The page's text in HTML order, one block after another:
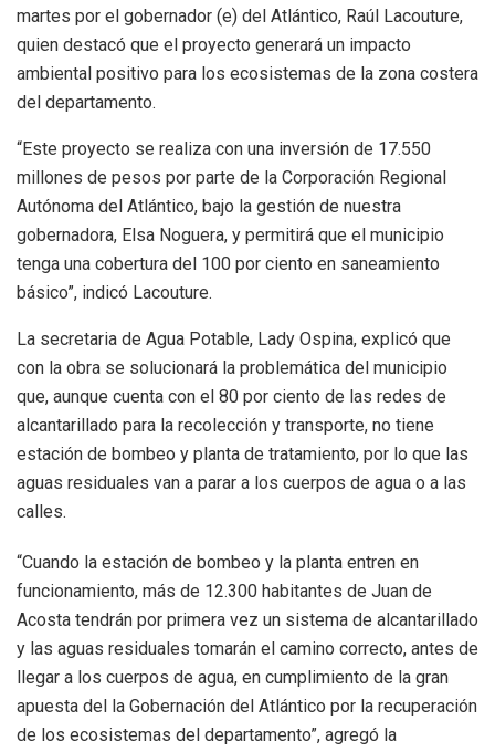
martes por el gobernador (e) del Atlántico, Raúl Lacouture,
quien destacó que el proyecto generará un impacto
ambiental positivo para los ecosistemas de la zona costera
del departamento.
“Este proyecto se realiza con una inversión de 17.550
millones de pesos por parte de la Corporación Regional
Autónoma del Atlántico, bajo la gestión de nuestra
gobernadora, Elsa Noguera, y permitirá que el municipio
tenga una cobertura del 100 por ciento en saneamiento
básico”, indicó Lacouture.
La secretaria de Agua Potable, Lady Ospina, explicó que
con la obra se solucionará la problemática del municipio
que, aunque cuenta con el 80 por ciento de las redes de
alcantarillado para la recolección y transporte, no tiene
estación de bombeo y planta de tratamiento, por lo que las
aguas residuales van a parar a los cuerpos de agua o a las
calles.
“Cuando la estación de bombeo y la planta entren en
funcionamiento, más de 12.300 habitantes de Juan de
Acosta tendrán por primera vez un sistema de alcantarillado
y las aguas residuales tomarán el camino correcto, antes de
llegar a los cuerpos de agua, en cumplimiento de la gran
apuesta del la Gobernación del Atlántico por la recuperación
de los ecosistemas del departamento”, agregó la